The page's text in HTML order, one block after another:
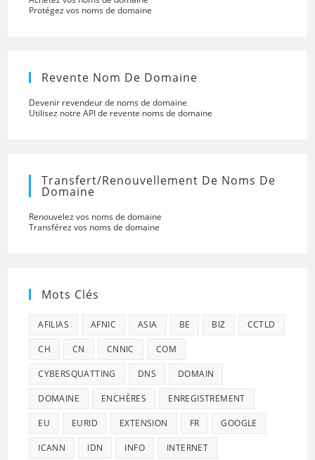
Protégez vos noms de domaine
Revente Nom De Domaine
Devenir revendeur de noms de domaine
Utilisez notre API de revente noms de domaine
Transfert/renouvellement De Noms De
Domaine
Renouvelez vos noms de domaine
Transférez vos noms de domaine
Mots Clés
AFILIAS AFNIC ASIA BE BIZ CCTLD
CH CN CNNIC COM
CYBERSQUATTING DNS DOMAIN
DOMAINE ENCHÈRES ENREGISTREMENT
EU EURID EXTENSION FR GOOGLE
ICANN IDN INFO INTERNET